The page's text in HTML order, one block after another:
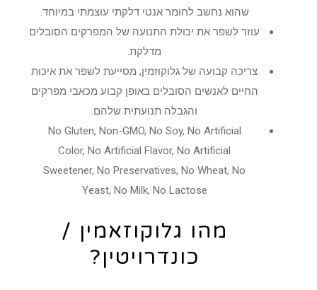
שהוא נחשב לחומר אנטי דלקתי עוצמתי במיוחד.
עוזר לשפר את יכולת התנועה של המפרקים הסובלים
מדלקת.
צריכה קבועה של גלוקוזמין, מסייעת לשפר את איכות
החיים לאנשים הסובלים באופן קבוע מכאבי מפרקים
והגבלה תנועתית שלהם.
No Gluten, Non-GMO, No Soy, No Artificial
Color, No Artificial Flavor, No Artificial
Sweetener, No Preservatives, No Wheat, No
Yeast, No Milk, No Lactose
מהו גלוקוזאמין /
כונדרויטין?